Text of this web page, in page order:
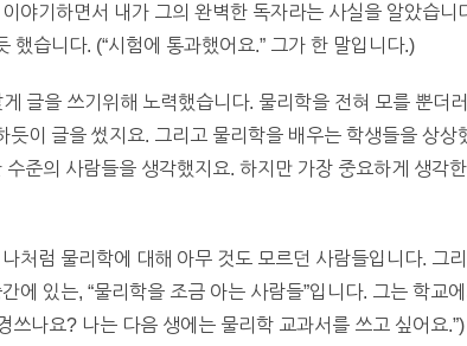
야기하면서 내가 그의 완벽한 독자라는 사실을 알았습
했습니다. (“시험에 통과했어요.” 그가 한 말입니다.)
글을 쓰기위해 노력했습니다. 물리학을 전혀 모를 뿐더
듯이 글을 썼지요. 그리고 물리학을 배우는 학생들을 상
준의 사람들을 생각했지요. 하지만 가장 중요하게 생각
처럼 물리학에 대해 아무 것도 모르던 사람들입니다. 그
에 있는, “물리학을 조금 아는 사람들”입니다. 그는 학교
쓰나요? 나는 다음 생에는 물리학 교과서를 쓰고 싶어요